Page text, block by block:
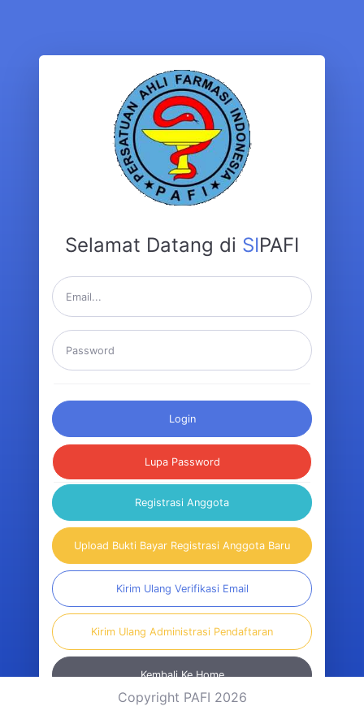
Selamat Datang di SIPAFI
Login
Lupa Password
Registrasi Anggota
Upload Bukti Bayar Registrasi Anggota Baru
Kirim Ulang Verifikasi Email
Kirim Ulang Administrasi Pendaftaran
Kembali Ke Home
Copyright PAFI 2026